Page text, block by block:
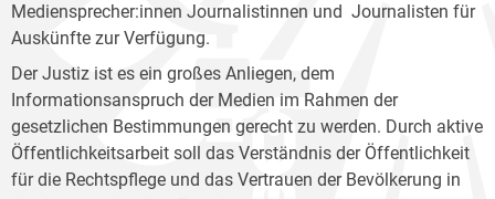
Mediensprecher:innen Journalistinnen und Journalisten für
Auskünfte zur Verfügung.
Der Justiz ist es ein großes Anliegen, dem
Informationsanspruch der Medien im Rahmen der
gesetzlichen Bestimmungen gerecht zu werden. Durch aktive
Öffentlichkeitsarbeit soll das Verständnis der Öffentlichkeit
für die Rechtspflege und das Vertrauen der Bevölkerung in